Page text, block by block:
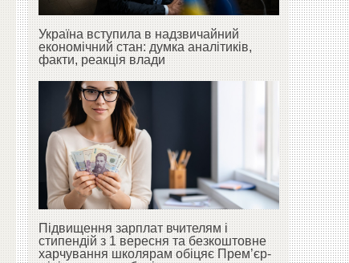
Україна вступила в надзвичайний
економічний стан: думка аналітиків,
факти, реакція влади
Підвищення зарплат вчителям і
стипендій з 1 вересня та безкоштовне
харчування школярам обіцяє Прем’єр-